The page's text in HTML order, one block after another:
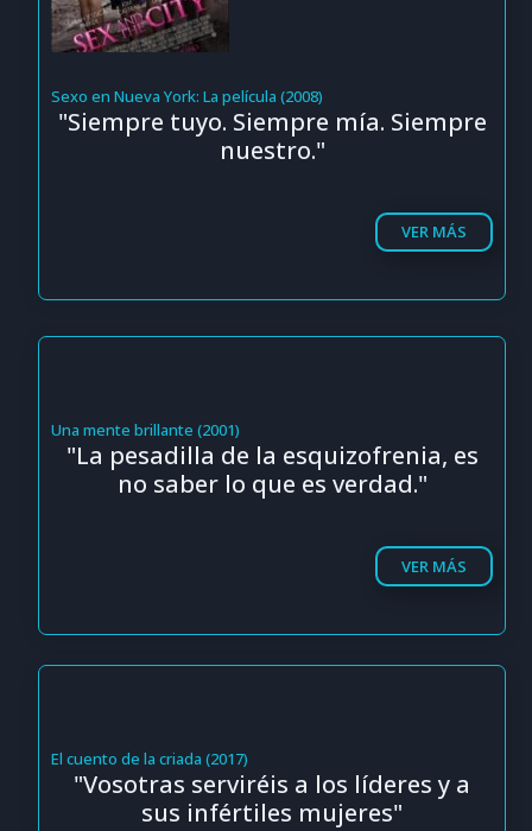
Sexo en Nueva York: La película (2008)
"Siempre tuyo. Siempre mía. Siempre
nuestro."
VER MÁS
Una mente brillante (2001)
"La pesadilla de la esquizofrenia, es
no saber lo que es verdad."
VER MÁS
El cuento de la criada (2017)
"Vosotras serviréis a los líderes y a
sus infértiles mujeres"